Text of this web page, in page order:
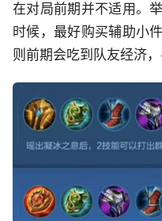
在对局前期并不适用。
时候，最好购买辅助小
则前期会吃到队友经济